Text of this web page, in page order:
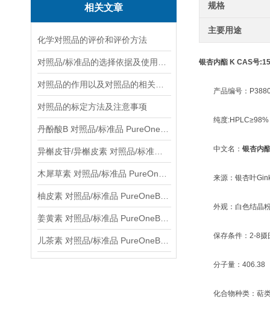
相关文章
化学对照品的评价和评价方法
对照品的标定方法及注意事项
规格
主要用途
银杏内酯 K CAS号
产品编号：
纯度:HPLC≥98%
中文名： 银杏内
来源：银杏叶
外观：白色结晶
保存条件：2-8摄
分子量：406.38
化合物种类：萜